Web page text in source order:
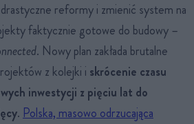
drastyczne reformy i zmienić system na
faktycznie gotowe do budowy –
. Nowy plan zakłada brutalne
z kolejki i skrócenie czasu
inwestycji z pięciu lat do
. Polska, masowo odrzucająca